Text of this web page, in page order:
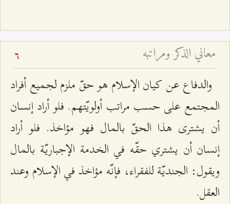
معاني الذكر ومراتبه 6
والدفاع عن كيان الإسلام هو حقّ ملزم لجميع أفراد
المجتمع على حسب مراتب أولويّتهم. فلو أراد إنسان
أن یشتری هذا الحقّ بالمال فهو مؤاخذ. فلو أراد
إنسان أن يشتري حقّه في الخدمة الإجباريّة بالمال
ويقول: الجنديّة للفقراء، فإنّه مؤاخذ في الإسلام وعند
العقل.